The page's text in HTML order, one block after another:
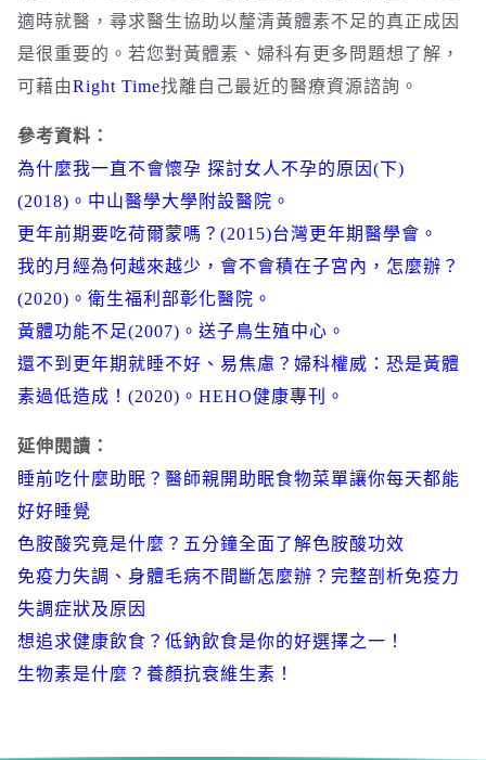
適時就醫，尋求醫生協助以釐清黃體素不足的真正成因
是很重要的。若您對黃體素、婦科有更多問題想了解，
可藉由Right Time找離自己最近的醫療資源諮詢。
參考資料：
為什麼我一直不會懷孕 探討女人不孕的原因(下)
(2018)。中山醫學大學附設醫院。
更年前期要吃荷爾蒙嗎？(2015)台灣更年期醫學會。
我的月經為何越來越少，會不會積在子宮內，怎麼辦？
(2020)。衛生福利部彰化醫院。
黃體功能不足(2007)。送子鳥生殖中心。
還不到更年期就睡不好、易焦慮？婦科權威：恐是黃體
素過低造成！(2020)。HEHO健康專刊。
延伸閱讀：
睡前吃什麼助眠？醫師親開助眠食物菜單讓你每天都能
好好睡覺
色胺酸究竟是什麼？五分鐘全面了解色胺酸功效
免疫力失調、身體毛病不間斷怎麼辦？完整剖析免疫力
失調症狀及原因
想追求健康飲食？低鈉飲食是你的好選擇之一！
生物素是什麼？養顏抗衰維生素！